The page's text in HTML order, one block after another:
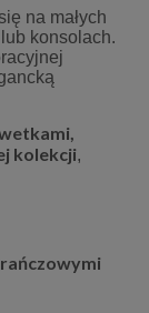
na małych
konsolach.
kolekcji,